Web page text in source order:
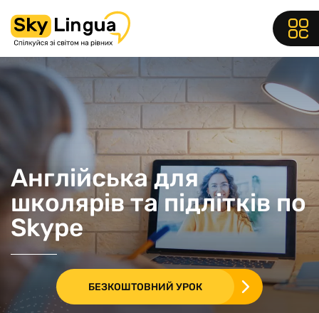
Англійська для
школярів та підлітків по
Skype
БЕЗКОШТОВНИЙ УРОК